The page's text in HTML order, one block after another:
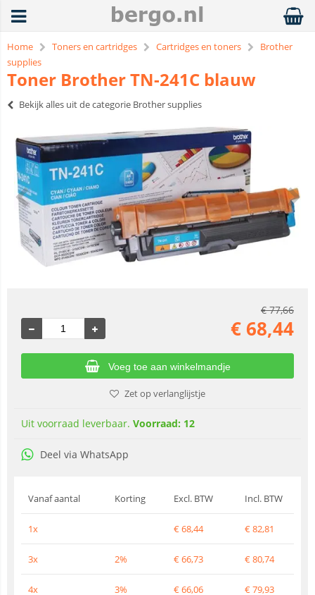
Home Toners en cartridges Cartridges en toners
Brother
supplies
Toner Brother TN-241C blauw
Bekijk alles uit de categorie Brother supplies
€77,66
€ 68,44
Voeg toe aan winkelmandje
Zet op verlanglijstje
Uit voorraad leverbaar. Voorraad: 12
Deel via WhatsApp
Vanaf aantal Korting Excl. BTW Incl. BTW
1x €68,44 €82,81
3x 2% €66,73 €80,74
4x 3% €66,06 €79,93